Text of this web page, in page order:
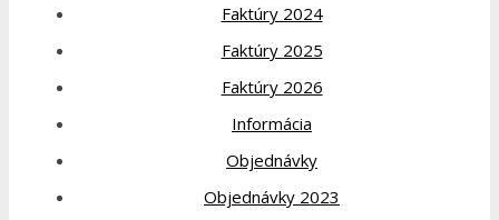
Faktúry 2024
Faktúry 2025
Faktúry 2026
Informácia
Objednávky
Objednávky 2023